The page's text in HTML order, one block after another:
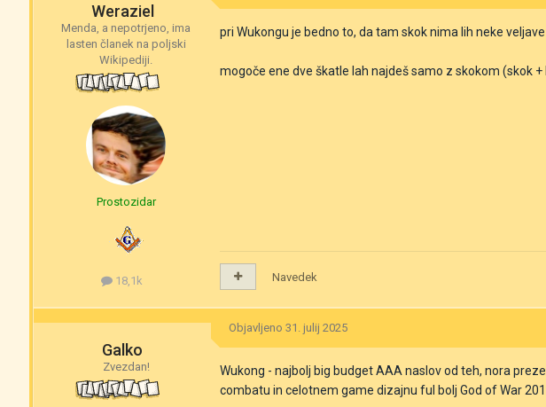
Weraziel
Menda, a nepotrjeno, ima
lasten članek na poljski
Wikipediji.
Prostozidar
18,1k
pri Wukongu je bedno to, da tam skok nima lih neke
mogoče ene dve škatle lah najdeš samo z skokom (skok
Navedek
Galko
Zvezdan!
Objavljeno31. julij 2025
Wukong - najbolj big budget AAA naslov od teh, nora
combatu in celotnem game dizajnu ful bolj God of War